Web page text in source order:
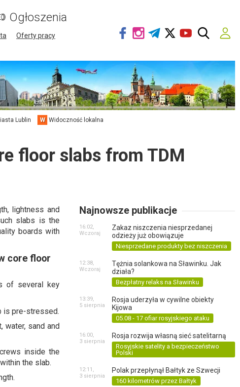
Ogłoszenia
Oferty pracy
Lublin W Widoczność lokalna
floor slabs from TDM
lightness and
slabs is the
boards with
core floor
of several key
is pre-stressed.
sand and
inside the
the slab.
Najnowsze publikacje
Zakaz niszczenia niesprzedanej
odzieży już obowiązuje
Niesprzedane produkty bez niszczenia
16:02,
Wczoraj
Tężnia solankowa na Sławinku. Jak
działa?
Bezpłatny relaks na Sławinku
12:38,
Wczoraj
Rosja uderzyła w cywilne obiekty
Kijowa
05.08 - 17 ofiar rosyjskiego ataku
13:39,
5 sierpnia
Rosja rozwija własną sieć satelitarną
Rosyjskie satelity a bezpieczeństwo
Polski
16:00,
3 sierpnia
Polak przepłynął Bałtyk ze Szwecji
160 kilometrów przez Bałtyk
12:11,
3 sierpnia